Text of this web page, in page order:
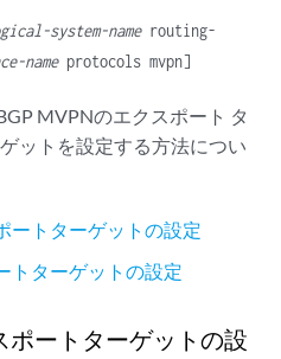
system-namerouting-
nameprotocols mvpn]
MVPNのエクスポート タ
ットを設定する方法につい
ートターゲットの設定
トターゲットの設定
ートターゲットの設